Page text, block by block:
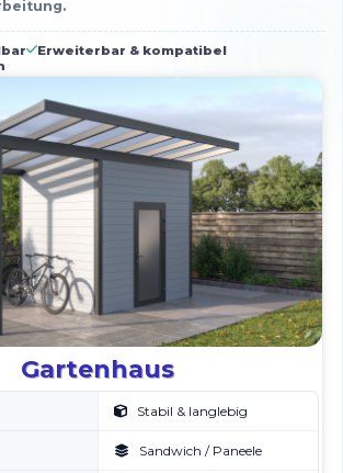
Erweiterbar & kompatibel
Gartenhaus
Stabil & langlebig
Sandwich / Paneele